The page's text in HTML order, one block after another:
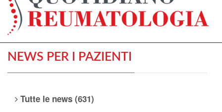
NEWS PER I PAZIENTI
Tutte le news (631)